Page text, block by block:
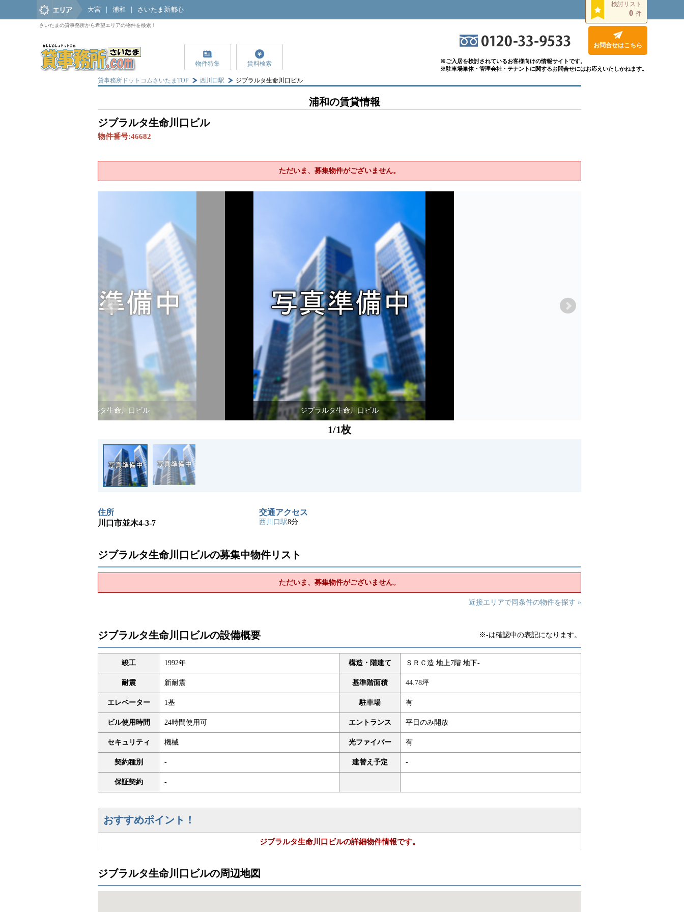
大宮 浦和 さいたま新都心
検討リスト
0 件
さいたまの貸事務所から希望エリアの物件を検索！
物件特集 賃料検索
お問合せはこちら
※ご入居を検討されているお客様向けの情報サイトです。
※駐車場単体・管理会社・テナントに関するお問合せにはお応えいたしかねます。
貸事務所ドットコムさいたまTOP 西川口駅 ジブラルタ生命川口ビル
浦和の賃貸情報
ジブラルタ生命川口ビル
物件番号:46682
ただいま、募集物件がございません。
ジブラルタ生命川口ビル ジブラルタ生命川口ビル
1/1枚
住所
川口市並木4-3-7
交通アクセス
西川口駅8分
ジブラルタ生命川口ビルの募集中物件リスト
ただいま、募集物件がございません。
近接エリアで同条件の物件を探す »
ジブラルタ生命川口ビルの設備概要 ※-は確認中の表記になります。
竣工 1992年 構造・階建て ＳＲＣ造 地上7階 地下-
耐震 新耐震 基準階面積 44.78坪
エレベーター 1基 駐車場 有
ビル使用時間 24時間使用可 エントランス 平日のみ開放
セキュリティ 機械 光ファイバー 有
契約種別 - 建替え予定 -
保証契約 -
おすすめポイント！
ジブラルタ生命川口ビルの詳細物件情報です。
ジブラルタ生命川口ビルの周辺地図